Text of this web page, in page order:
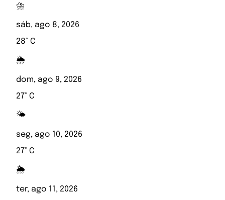
⛈️
sáb, ago 8, 2026
28° C
🌦️
dom, ago 9, 2026
27° C
🌤️
seg, ago 10, 2026
27° C
🌦️
ter, ago 11, 2026